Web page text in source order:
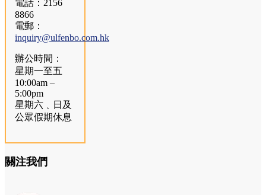
電話：2156
8866
電郵：
inquiry@ulfenbo.com.hk
辦公時間：
星期一至五
10:00am –
5:00pm
星期六﹑日及
公眾假期休息
關注我們